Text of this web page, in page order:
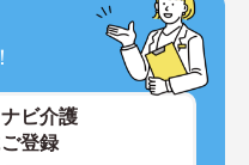
ビ介護
登録